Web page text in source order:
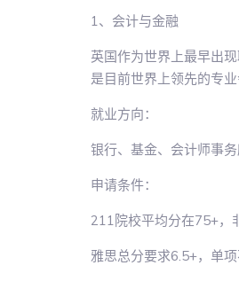
1、会计与金融
英国作为世界上最早出
是目前世界上领先的专
就业方向：
银行、基金、会计师事
申请条件：
211院校平均分在75+，
雅思总分要求6.5+，单项